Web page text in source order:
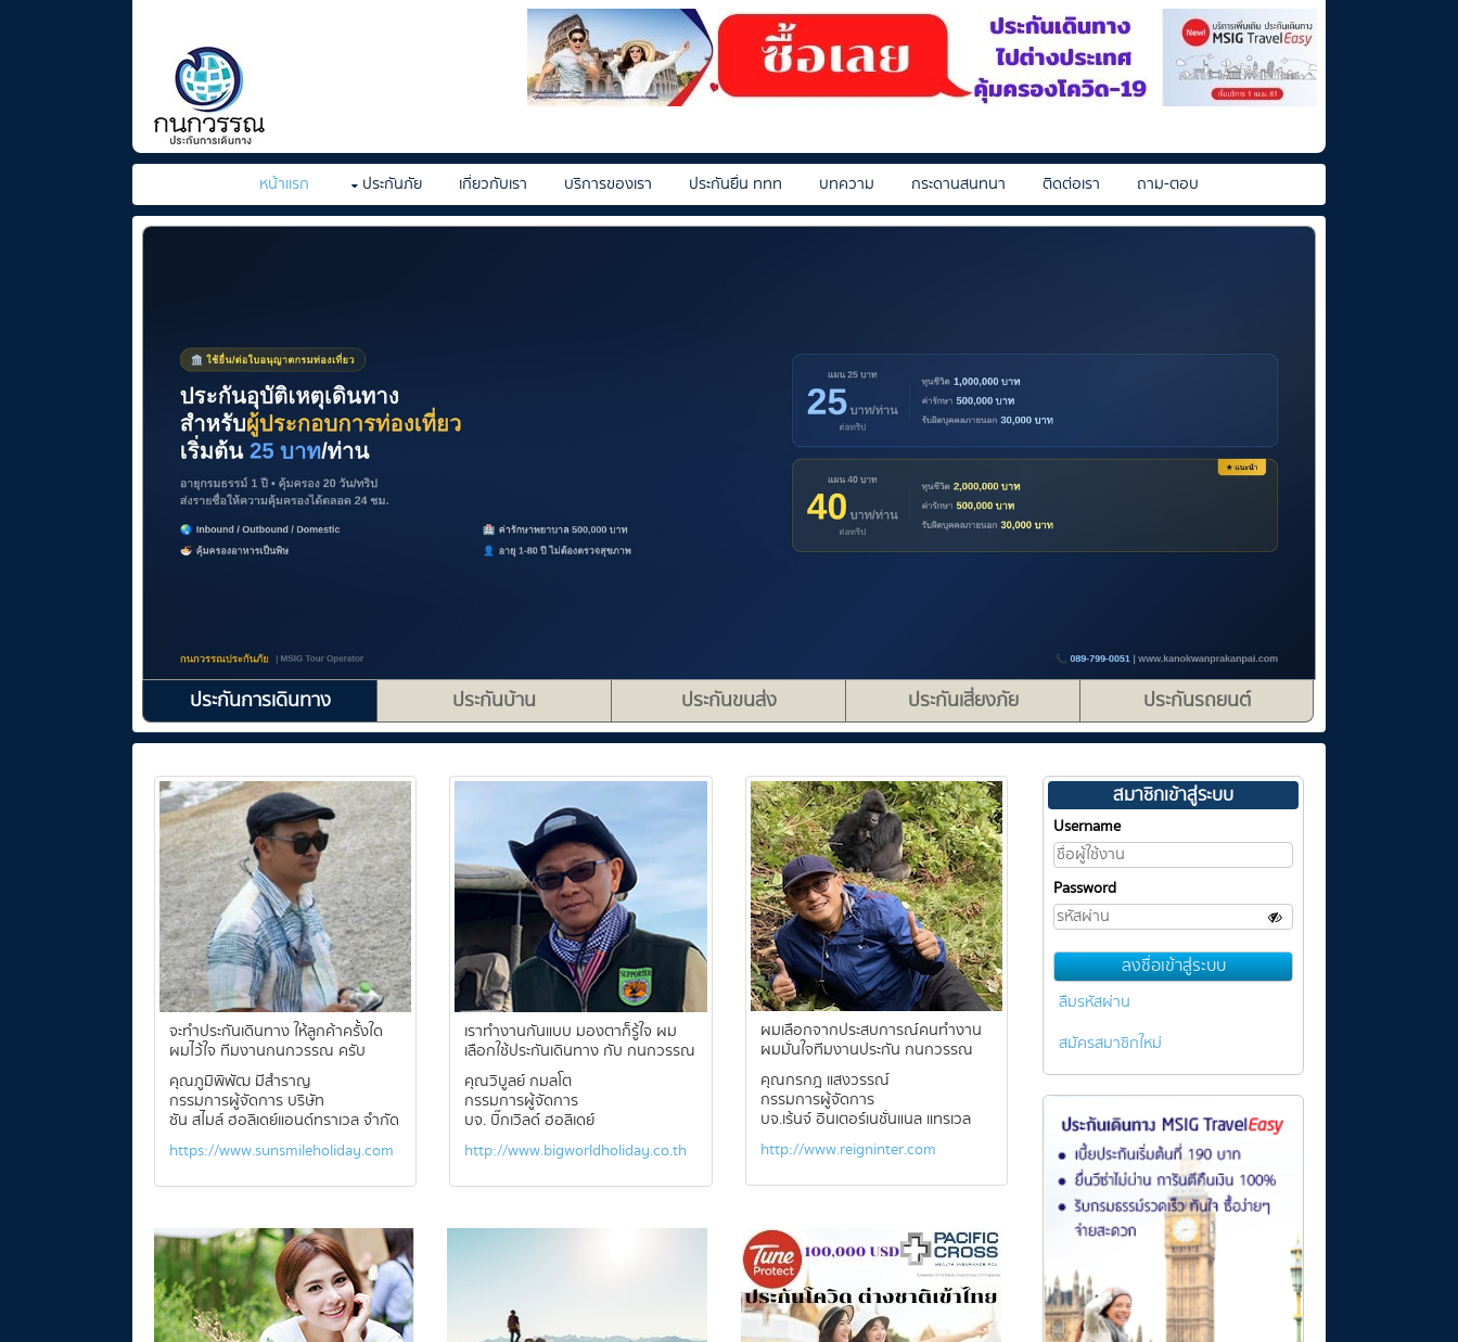
หน้าแรก ประกันภัย เกี่ยวกับเรา บริการของเรา ประกันยื่น ททท บทความ กระดานสนทนา ติดต่อเรา ถาม-ตอบ
ประกันการเดินทาง ประกันบ้าน ประกันขนส่ง ประกันเสี่ยงภัย ประกันรถยนต์
จะทำประกันเดินทาง ให้ลูกค้าครั้งใด
ผมไว้ใจ ทีมงานกนกวรรณ ครับ
คุณภูมิพิพัฒ มีสำราญ
กรรมการผู้จัดการ บริษัท
ซัน สไมล์ ฮอลิเดย์แอนด์ทราเวล จำกัด
https://www.sunsmileholiday.com
เราทำงานกันแบบ มองตาก็รู้ใจ ผม
เลือกใช้ประกันเดินทาง กับ กนกวรรณ
คุณวิบูลย์ กมลโต
กรรมการผู้จัดการ
บจ. บิ๊กเวิลด์ ฮอลิเดย์
http://www.bigworldholiday.co.th
ผมเลือกจากประสบการณ์คนทำงาน
ผมมั่นใจทีมงานประกัน กนกวรรณ
คุณกรกฎ แสงวรรณ์
กรรมการผู้จัดการ
บจ.เร้นจ์ อินเตอร์เนชั่นแนล แทรเวล
http://www.reigninter.com
สมาชิกเข้าสู่ระบบ
Username
Password
ลืมรหัสผ่าน
สมัครสมาชิกใหม่